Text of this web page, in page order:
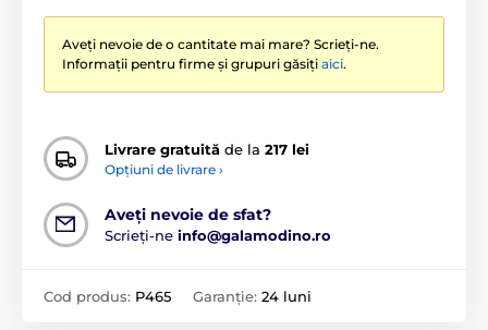
Aveți nevoie de o cantitate mai mare? Scrieți-ne.
Informații pentru firme și grupuri găsiți aici.
Livrare gratuită de la 217 lei
Opțiuni de livrare ›
Aveți nevoie de sfat?
Scrieți-ne info@galamodino.ro
Cod produs: P465 Garanție: 24 luni